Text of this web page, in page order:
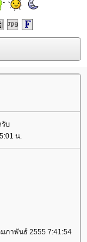
บ
น.
ภาพันธ์ 2555 7:41:54